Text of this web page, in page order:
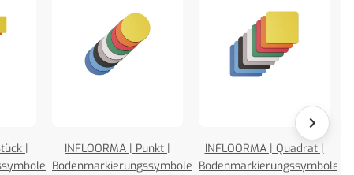
|
INFLOORMA | Punkt |
Bodenmarkierungssymbole
INFLOORMA | Quadrat |
Bodenmarkierungssymbole